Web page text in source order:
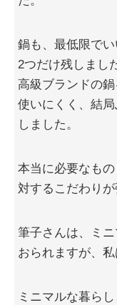
鍋も、最低限で
2つだけ残しまし
高級ブランドの
使いにくく、結
しました。
本当に必要なも
対するこだわりが
筆子さんは、ミ
おられますが、
ミニマルな暮ら